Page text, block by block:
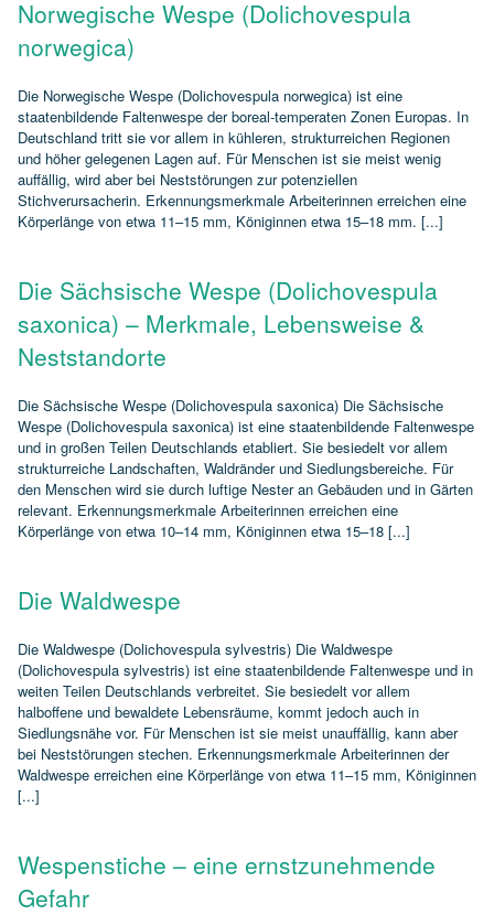
Norwegische Wespe (Dolichovespula
norwegica)
Die Norwegische Wespe (Dolichovespula norwegica) ist eine
staatenbildende Faltenwespe der boreal‑temperaten Zonen Europas. In
Deutschland tritt sie vor allem in kühleren, strukturreichen Regionen
und höher gelegenen Lagen auf. Für Menschen ist sie meist wenig
auffällig, wird aber bei Neststörungen zur potenziellen
Stichverursacherin. Erkennungsmerkmale Arbeiterinnen erreichen eine
Körperlänge von etwa 11–15 mm, Königinnen etwa 15–18 mm. [...]
Die Sächsische Wespe (Dolichovespula
saxonica) – Merkmale, Lebensweise &
Neststandorte
Die Sächsische Wespe (Dolichovespula saxonica) Die Sächsische
Wespe (Dolichovespula saxonica) ist eine staatenbildende Faltenwespe
und in großen Teilen Deutschlands etabliert. Sie besiedelt vor allem
strukturreiche Landschaften, Waldränder und Siedlungsbereiche. Für
den Menschen wird sie durch luftige Nester an Gebäuden und in Gärten
relevant. Erkennungsmerkmale Arbeiterinnen erreichen eine
Körperlänge von etwa 10–14 mm, Königinnen etwa 15–18 [...]
Die Waldwespe
Die Waldwespe (Dolichovespula sylvestris) Die Waldwespe
(Dolichovespula sylvestris) ist eine staatenbildende Faltenwespe und in
weiten Teilen Deutschlands verbreitet. Sie besiedelt vor allem
halboffene und bewaldete Lebensräume, kommt jedoch auch in
Siedlungsnähe vor. Für Menschen ist sie meist unauffällig, kann aber
bei Neststörungen stechen. Erkennungsmerkmale Arbeiterinnen der
Waldwespe erreichen eine Körperlänge von etwa 11–15 mm, Königinnen
[...]
Wespenstiche – eine ernstzunehmende
Gefahr